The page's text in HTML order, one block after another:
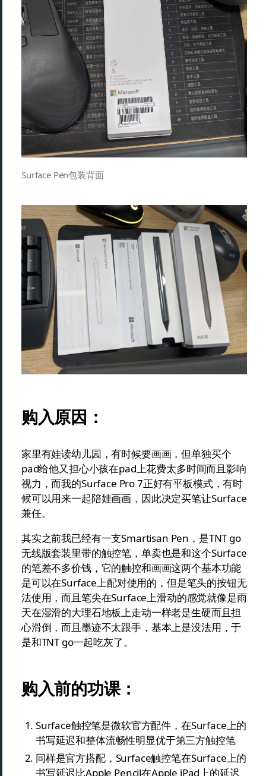
Surface Pen包装背面
购入原因：
家里有娃读幼儿园，有时候要画画，但单独买个
pad给他又担心小孩在pad上花费太多时间而且影响
视力，而我的Surface Pro 7正好有平板模式，有时
候可以用来一起陪娃画画，因此决定买笔让Surface
兼任。
其实之前我已经有一支Smartisan Pen，是TNT go
无线版套装里带的触控笔，单卖也是和这个Surface
的笔差不多价钱，它的触控和画画这两个基本功能
是可以在Surface上配对使用的，但是笔头的按钮无
法使用，而且笔尖在Surface上滑动的感觉就像是雨
天在湿滑的大理石地板上走动一样老是生硬而且担
心滑倒，而且墨迹不太跟手，基本上是没法用，于
是和TNT go一起吃灰了。
购入前的功课：
Surface触控笔是微软官方配件，在Surface上的
书写延迟和整体流畅性明显优于第三方触控笔
同样是官方搭配，Surface触控笔在Surface上的
书写延迟比Apple Pencil在Apple iPad上的延迟